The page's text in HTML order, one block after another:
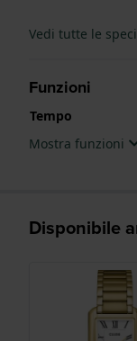
Vedi tutte le
Funzioni
Tempo
Mostra funzioni
Disponibile